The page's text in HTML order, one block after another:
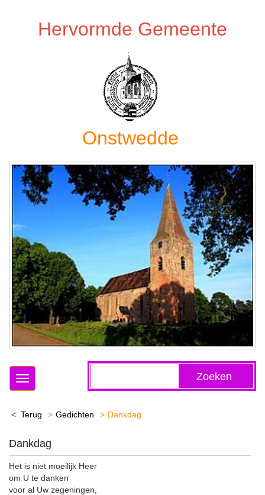
Hervormde Gemeente
Onstwedde
Zoeken
Toggle
Terug Gedichten Dankdag
Dankdag
Het is niet moeilijk Heer
om U te danken
voor al Uw zegeningen,